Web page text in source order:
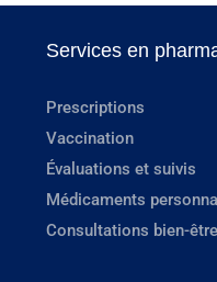
Services en
Prescriptions
Vaccination
Évaluations et suivis
Médicaments
Consultations bien-être